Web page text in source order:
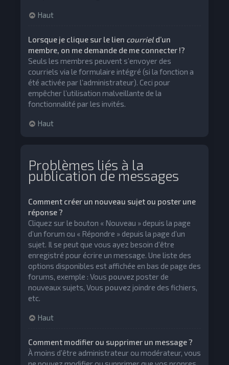
Haut
Lorsque je clique sur le lien courriel d’un
membre, on me demande de me connecter !?
Seuls les membres peuvent s’envoyer des
courriels via le formulaire intégré (si la fonction a
été activée par l’administrateur). Ceci pour
empêcher l’utilisation malveillante de la
fonctionnalité par les invités.
Haut
Problèmes liés à la
publication de messages
Comment créer un nouveau sujet ou poster une
réponse ?
Cliquez sur le bouton « Nouveau » depuis la page
d’un forum ou « Répondre » depuis la page d’un
sujet. Il se peut que vous ayez besoin d’être
enregistré pour écrire un message. Une liste des
options disponibles est affichée en bas de page des
forums, exemple : Vous pouvez poster de
nouveaux sujets, Vous pouvez joindre des fichiers,
etc.
Haut
Comment modifier ou supprimer un message ?
À moins d’être administrateur ou modérateur, vous